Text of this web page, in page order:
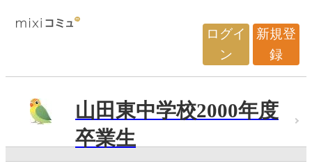
ログイ
ン
新規登
録
山田東中学校2000年度
卒業生